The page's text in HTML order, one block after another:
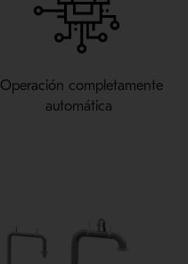
Operación completamente
automática